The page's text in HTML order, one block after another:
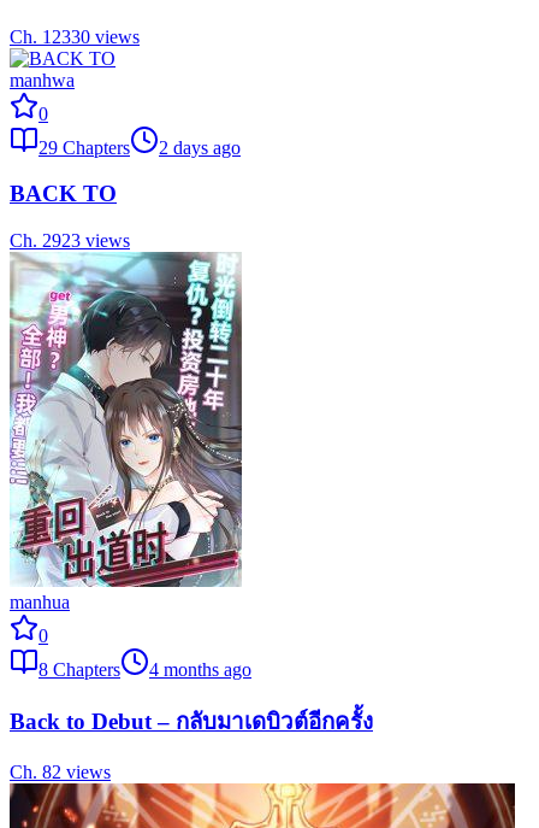
Ch. 12330 views
manhwa
0
29 Chapters 2 days ago
BACK TO
Ch. 2923 views
manhua
0
8 Chapters 4 months ago
Back to Debut – กลับมาเดบิวต์อีกครั้ง
Ch. 82 views